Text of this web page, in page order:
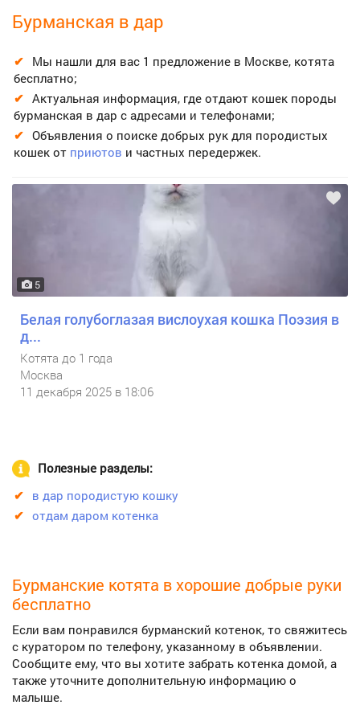
Бурманская в дар
Мы нашли для вас 1 предложение в Москве, котята
бесплатно;
Актуальная информация, где отдают кошек породы
бурманская в дар с адресами и телефонами;
Объявления о поиске добрых рук для породистых
кошек от приютов и частных передержек.
5
Белая голубоглазая вислоухая кошка Поэзия в
д...
Котята до 1 года
Москва
11 декабря 2025 в 18:06
Полезные разделы:
в дар породистую кошку
отдам даром котенка
Бурманские котята в хорошие добрые руки
бесплатно
Если вам понравился бурманский котенок, то свяжитесь
с куратором по телефону, указанному в объявлении.
Сообщите ему, что вы хотите забрать котенка домой, а
также уточните дополнительную информацию о
малыше.